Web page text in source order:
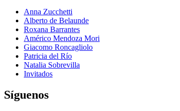
Anna Zucchetti
Alberto de Belaunde
Roxana Barrantes
Américo Mendoza Mori
Giacomo Roncagliolo
Patricia del Río
Natalia Sobrevilla
Invitados
Síguenos